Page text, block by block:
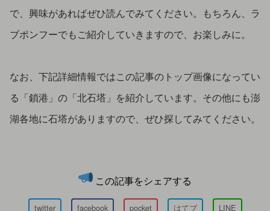
で、興味があればぜひ読んでみてください。もちろん、ラ
ブポンフーでもご紹介していきますので、お楽しみに。
なお、下記詳細情報ではこの記事のトップ画像になってい
る「鎖港」の「北石塔」を紹介しています。その他にも澎
湖各地に石塔がありますので、ぜひ探してみてください。
この記事をシェアする
twitter facebook pocket はてブ LINE